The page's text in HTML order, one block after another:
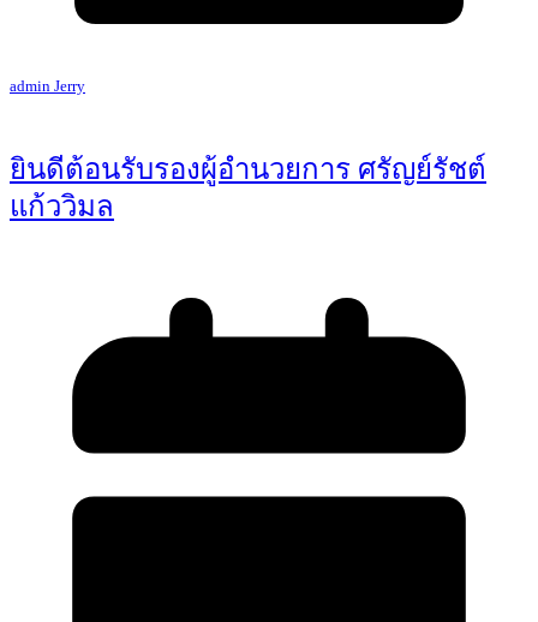
admin Jerry
ยินดีต้อนรับรองผู้อำนวยการ ศรัญย์รัชต์
แก้ววิมล